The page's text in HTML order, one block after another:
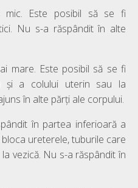
mic. Este posibil să se fi
Nu s-a răspândit în alte
mare. Este posibil să se fi
și a colului uterin sau la
în alte părți ale corpului.
în partea inferioară a
ureterele, tuburile care
vezică. Nu s-a răspândit în